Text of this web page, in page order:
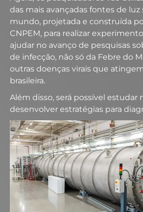
das mais avançadas fontes de
mundo, projetada e construída
CNPEM, para realizar
ajudar no avanço de pesquisas
de infecção, não só da Febre do
outras doenças virais que
brasileira.
Além disso, será possível estudar
desenvolver estratégias para